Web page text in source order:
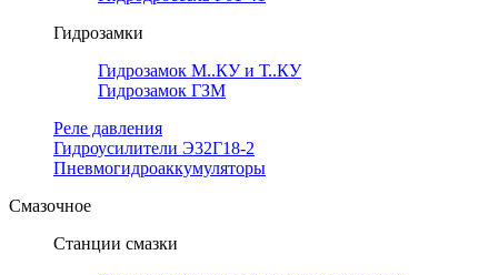
Гидрозамки
Гидрозамок М..КУ и Т..КУ
Гидрозамок ГЗМ
Реле давления
Гидроусилители Э32Г18-2
Пневмогидроаккумуляторы
Смазочное
Станции смазки